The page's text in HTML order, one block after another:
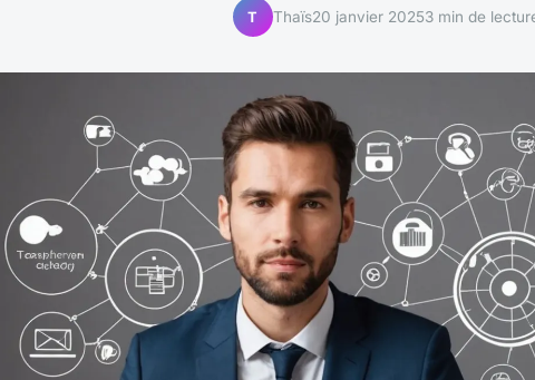
T Thaïs20 janvier 20253 min de